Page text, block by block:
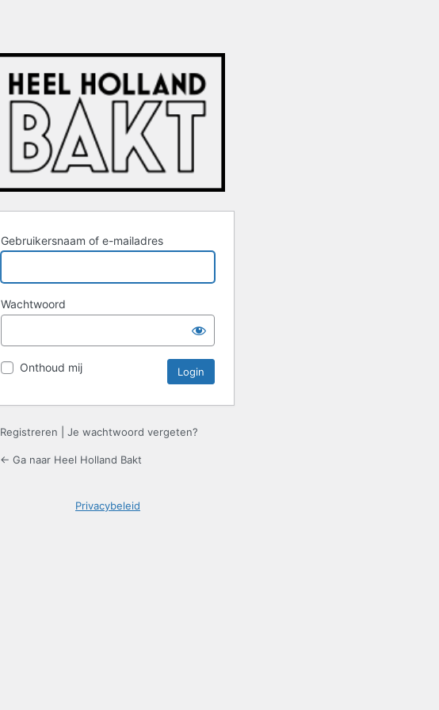
Gebruikersnaam of e-mailadres
Wachtwoord
Onthoud mij
Registreren Je wachtwoord vergeten?
← Ga naar Heel Holland Bakt
Privacybeleid